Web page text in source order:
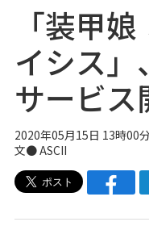
「装甲
イシス」
サービス
2020年05月15日 13時00
文● ASCII